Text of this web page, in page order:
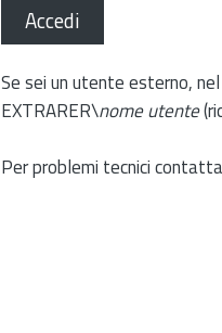
Accedi
Se sei un utente esterno,
EXTRARER\nome utente
Per problemi tecnici